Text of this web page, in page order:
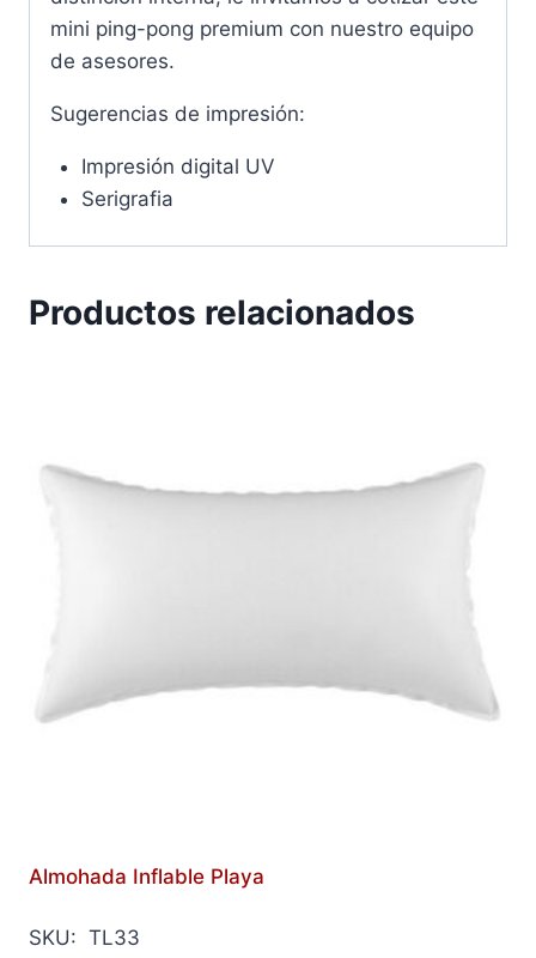
mini ping-pong premium con nuestro equipo
de asesores.
Sugerencias de impresión:
Impresión digital UV
Serigrafia
Productos relacionados
Almohada Inflable Playa
SKU: TL33